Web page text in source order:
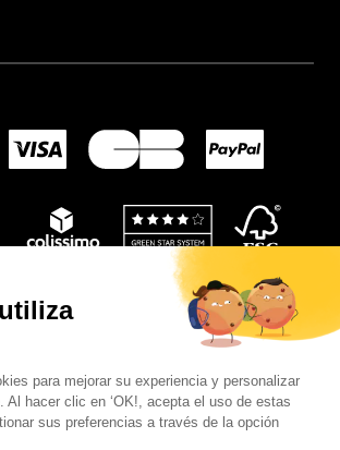
para mejorar su experiencia y personalizar
Al hacer clic en ‘OK!, acepta el uso de estas
sus preferencias a través de la opción
2024Wellpapers